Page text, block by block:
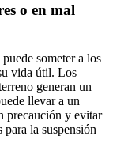
o en mal
someter a los
vida útil. Los
generan un
llevar a un
precaución y evitar
para la suspensión